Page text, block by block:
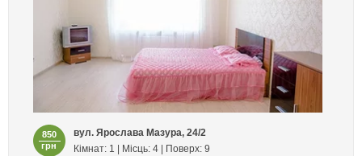
850
грн
вул. Ярослава Мазура, 24/2
Кімнат: 1 | Місць: 4 | Поверх: 9